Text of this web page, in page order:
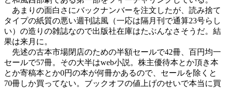
あまりの面白さにバックナンバーを注文したが、読み捨て
タイプの紙質の悪い週刊誌風（一応は隔月刊で通算23号らし
い）の造りの雑誌なので出版社在庫はたぶんなさそうだ。結
果は来月に。
先述の古本市場閉店のための半額セールで42冊、百円均一
セールで57冊。その大半はweb小説。株主優待本とか頂き本
とか寄稿本とか0円の本が何冊かあるので、セールを除くと
70冊しか買ってない。ブックオフの値上げのせいで本当に買